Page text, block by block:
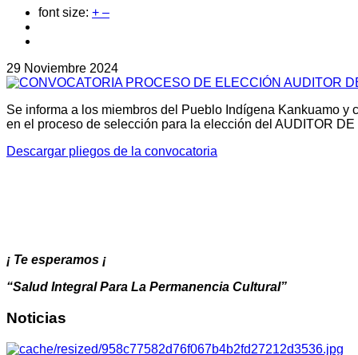
font size: + –
29 Noviembre 2024
Se informa a los miembros del Pueblo Indígena Kankuamo
en el proceso de selección para la elección del AUDITOR
Descargar pliegos de la convocatoria
¡ Te esperamos ¡
“Salud Integral Para La Permanencia Cultural”
Noticias